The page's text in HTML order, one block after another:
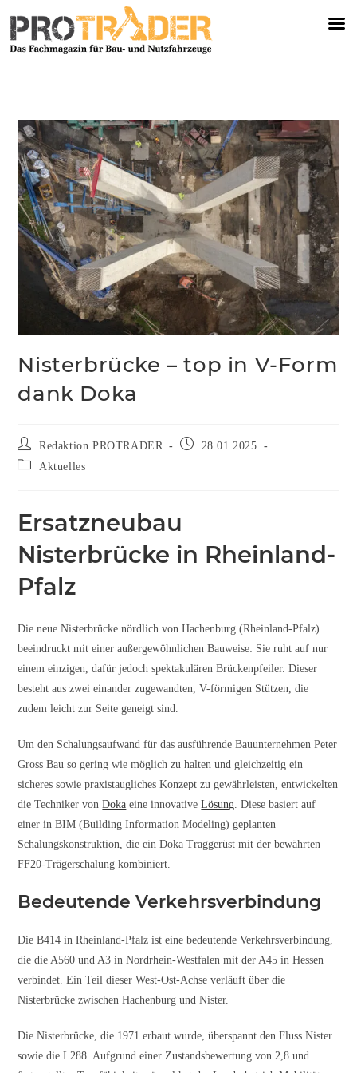
Nisterbrücke – top in V-Form
dank Doka
Redaktion PROTRADER
28.01.2025
Aktuelles
Ersatzneubau
Nisterbrücke in Rheinland-
Pfalz
Die neue Nisterbrücke nördlich von Hachenburg (Rheinland-Pfalz)
beeindruckt mit einer außergewöhnlichen Bauweise: Sie ruht auf nur
einem einzigen, dafür jedoch spektakulären Brückenpfeiler. Dieser
besteht aus zwei einander zugewandten, V-förmigen Stützen, die
zudem leicht zur Seite geneigt sind.
Um den Schalungsaufwand für das ausführende Bauunternehmen Peter
Gross Bau so gering wie möglich zu halten und gleichzeitig ein
sicheres sowie praxistaugliches Konzept zu gewährleisten, entwickelten
die Techniker vonDoka eine innovativeLösung . Diese basiert auf
einer in BIM (Building Information Modeling) geplanten
Schalungskonstruktion, die ein Doka Traggerüst mit der bewährten
FF20-Trägerschalung kombiniert.
Bedeutende Verkehrsverbindung
Die B414 in Rheinland-Pfalz ist eine bedeutende Verkehrsverbindung,
die die A560 und A3 in Nordrhein-Westfalen mit der A45 in Hessen
verbindet. Ein Teil dieser West-Ost-Achse verläuft über die
Nisterbrücke zwischen Hachenburg und Nister.
Die Nisterbrücke, die 1971 erbaut wurde, überspannt den Fluss Nister
sowie die L288. Aufgrund einer Zustandsbewertung von 2,8 und